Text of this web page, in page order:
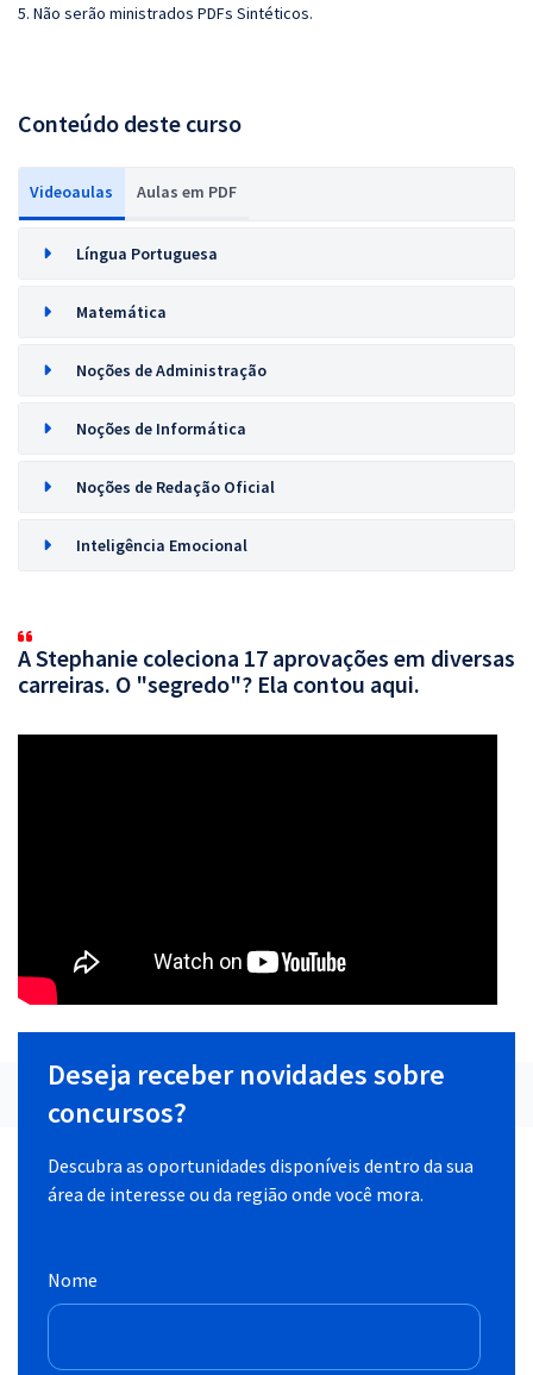
5. Não serão ministrados PDFs Sintéticos.
Conteúdo deste curso
Videoaulas Aulas em PDF
Língua Portuguesa
Matemática
Noções de Administração
Noções de Informática
Noções de Redação Oficial
Inteligência Emocional
A Stephanie coleciona 17 aprovações em diversas
carreiras. O "segredo"? Ela contou aqui.
Deseja receber novidades sobre
concursos?
Descubra as oportunidades disponíveis dentro da sua
área de interesse ou da região onde você mora.
Nome